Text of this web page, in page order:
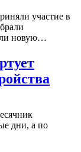
участие в
новую…
дни, а по